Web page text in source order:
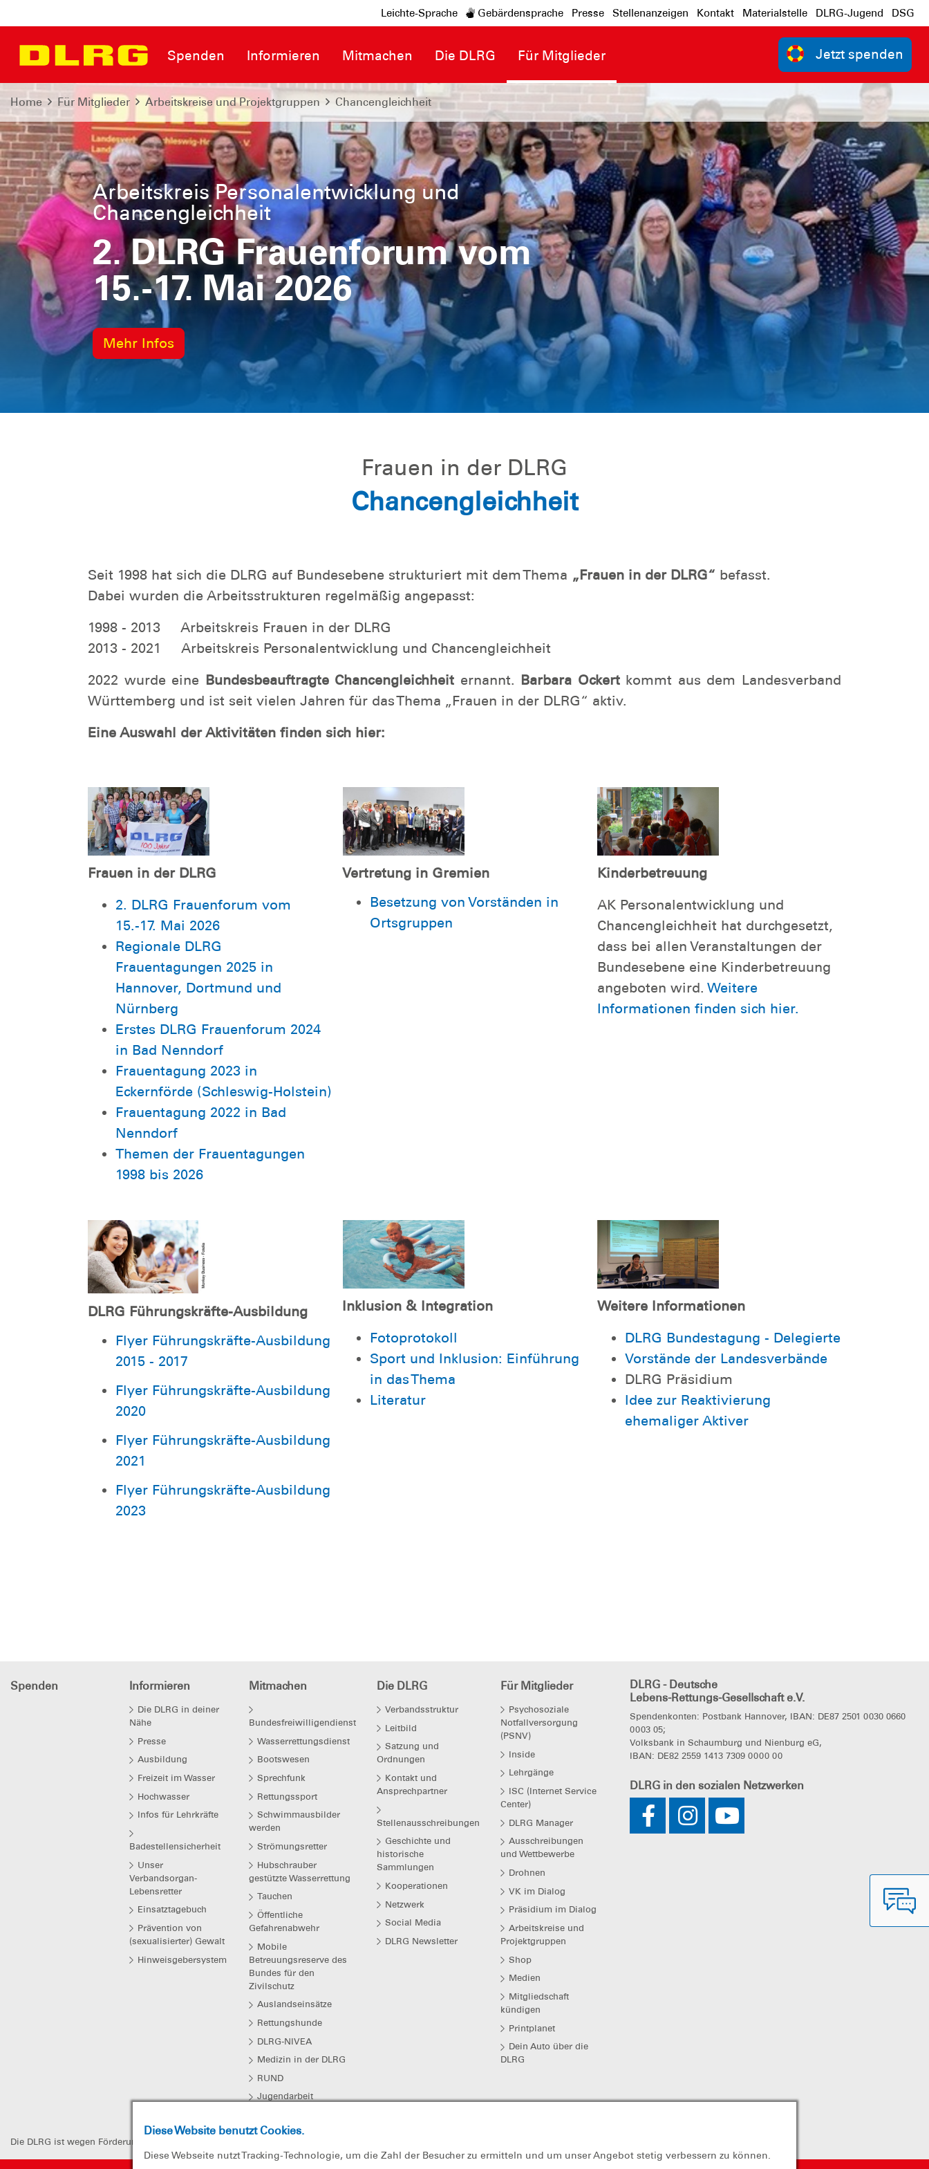
Leichte-Sprache Gebärdensprache Presse Stellenanzeigen Kontakt Materialstelle DLRG-Jugend DSG
Spenden Informieren Mitmachen Die DLRG Für Mitglieder Jetzt spenden
Home Für Mitglieder Arbeitskreise und Projektgruppen Chancengleichheit
Arbeitskreis Personalentwicklung und
Chancengleichheit
2. DLRG Frauenforum vom
15.-17. Mai 2026
Mehr Infos
Frauen in der DLRG
Chancengleichheit
Seit 1998 hat sich die DLRG auf Bundesebene strukturiert mit dem Thema „Frauen in der DLRG“ befasst.
Dabei wurden die Arbeitsstrukturen regelmäßig angepasst:
1998 - 2013 Arbeitskreis Frauen in der DLRG
2013 - 2021 Arbeitskreis Personalentwicklung und Chancengleichheit
2022 wurde eine Bundesbeauftragte Chancengleichheit ernannt. Barbara Ockertkommt aus dem Landesverband
Württemberg und ist seit vielen Jahren für das Thema „Frauen in der DLRG“ aktiv.
Eine Auswahl der Aktivitäten finden sich hier:
Frauen in der DLRG
2. DLRG Frauenforum vom
15.-17. Mai 2026
Regionale DLRG
Frauentagungen 2025 in
Hannover, Dortmund und
Nürnberg
Erstes DLRG Frauenforum 2024
in Bad Nenndorf
Frauentagung 2023 in
Eckernförde (Schleswig-Holstein)
Frauentagung 2022 in Bad
Nenndorf
Themen der Frauentagungen
1998 bis 2026
Vertretung in Gremien
Besetzung von Vorständen in
Ortsgruppen
Kinderbetreuung
AK Personalentwicklung und
Chancengleichheit hat durchgesetzt,
dass bei allen Veranstaltungen der
Bundesebene eine Kinderbetreuung
angeboten wird. Weitere
Informationen finden sich hier.
DLRG Führungskräfte-Ausbildung
Flyer Führungskräfte-Ausbildung
2015 - 2017
Flyer Führungskräfte-Ausbildung
2020
Flyer Führungskräfte-Ausbildung
2021
Flyer Führungskräfte-Ausbildung
2023
Inklusion & Integration
Fotoprotokoll
Sport und Inklusion: Einführung
in das Thema
Literatur
Weitere Informationen
DLRG Bundestagung - Delegierte
Vorstände der Landesverbände
DLRG Präsidium
Idee zur Reaktivierung
ehemaliger Aktiver
Diese Website benutzt Cookies.
Diese Webseite nutzt Tracking-Technologie, um die Zahl der Besucher zu ermitteln und um unser Angebot stetig verbessern zu können.
Spenden Informieren
Die DLRG in deiner
Nähe
Presse
Ausbildung
Freizeit im Wasser
Hochwasser
Infos für Lehrkräfte
Badestellensicherheit
Unser
Verbandsorgan-
Lebensretter
Einsatztagebuch
Prävention von
(sexualisierter) Gewalt
Hinweisgebersystem
Mitmachen
Bundesfreiwilligendienst
Wasserrettungsdienst
Bootswesen
Sprechfunk
Rettungssport
Schwimmausbilder
werden
Strömungsretter
Hubschrauber
gestützte Wasserrettung
Tauchen
Öffentliche
Gefahrenabwehr
Mobile
Betreuungsreserve des
Bundes für den
Zivilschutz
Auslandseinsätze
Rettungshunde
DLRG-NIVEA
Medizin in der DLRG
RUND
Jugendarbeit
Die DLRG
Verbandsstruktur
Leitbild
Satzung und
Ordnungen
Kontakt und
Ansprechpartner
Stellenausschreibungen
Geschichte und
historische
Sammlungen
Kooperationen
Netzwerk
Social Media
DLRG Newsletter
Für Mitglieder
Psychosoziale
Notfallversorgung
(PSNV)
Inside
Lehrgänge
ISC (Internet Service
Center)
DLRG Manager
Ausschreibungen
und Wettbewerbe
Drohnen
VK im Dialog
Präsidium im Dialog
Arbeitskreise und
Projektgruppen
Shop
Medien
Mitgliedschaft
kündigen
Printplanet
Dein Auto über die
DLRG
DLRG - Deutsche
Lebens-Rettungs-Gesellschaft e.V.
Spendenkonten: Postbank Hannover, IBAN: DE87 2501 0030 0660
0003 05;
Volksbank in Schaumburg und Nienburg eG,
IBAN: DE82 2559 1413 7309 0000 00
DLRG in den sozialen Netzwerken
Die DLRG ist wegen Förderung der Rettung aus Lebensgefahr von der Körperschaftssteuer befreit (St.Nr. 44/200/71175, Finanzamt Stadthagen).